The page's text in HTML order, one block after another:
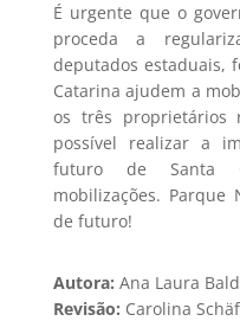
É urgente que o
proceda a
deputados estaduais,
Catarina ajudem a
os três proprietários
possível realizar a
futuro de Santa
mobilizações.
de futuro!
Autora: Ana Laura
Revisão: Carolina